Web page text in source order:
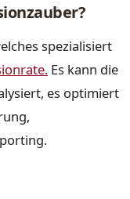
spezialisiert
Es kann die
es optimiert